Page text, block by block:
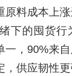
原料成本上
下的囤货行
一，90%来
供应韧性